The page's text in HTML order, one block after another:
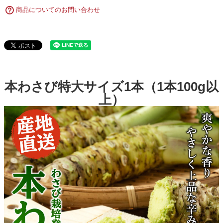
商品についてのお問い合わせ
本わさび特大サイズ1本（1本100g以
上）